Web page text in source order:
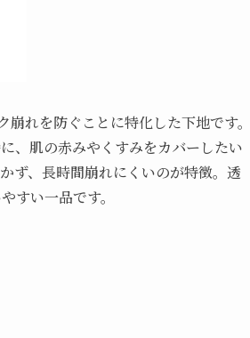
れを防ぐことに特化した下地です。
、肌の赤みやくすみをカバーしたい
ず、長時間崩れにくいのが特徴。透
すい一品です。